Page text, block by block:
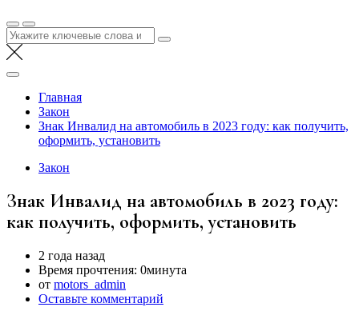
Найти:
Главная
Закон
Знак Инвалид на автомобиль в 2023 году: как получить,
оформить, установить
Закон
Знак Инвалид на автомобиль в 2023 году:
как получить, оформить, установить
2 года назад
Время прочтения: 0минута
от motors_admin
Оставьте комментарий